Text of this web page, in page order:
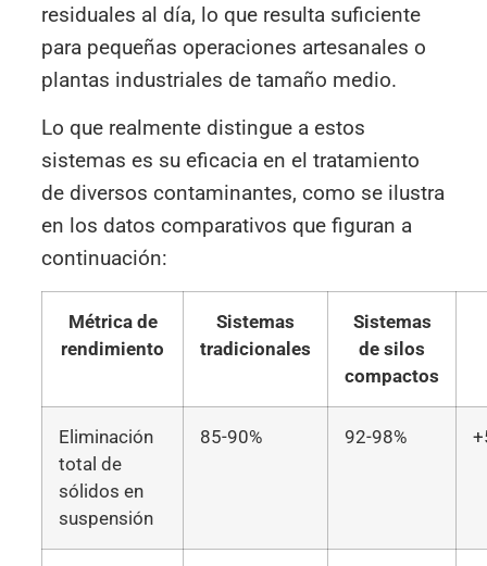
residuales al día, lo que resulta suficiente
para pequeñas operaciones artesanales o
plantas industriales de tamaño medio.
Lo que realmente distingue a estos
sistemas es su eficacia en el tratamiento
de diversos contaminantes, como se ilustra
en los datos comparativos que figuran a
continuación:
Métrica de
rendimiento
Sistemas
tradicionales
Sistemas
de silos
compactos
Eliminación
total de
sólidos en
suspensión
85-90% 92-98%